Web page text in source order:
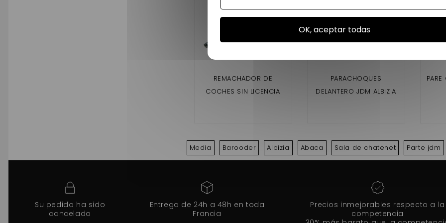
REMACHADOR DE
COCHES SIN LICENCIA
PARACHOQUES
DELANTERO JDM ALBIZIA
Media Barooder Albizia Abaca Sala de chatenet Parte jdm
Su pedido ha sido
cancelado
Entrega de 24h a 48h en toda
Francia
Precios inmejorables respecto a la
competencia
OK, aceptar todas